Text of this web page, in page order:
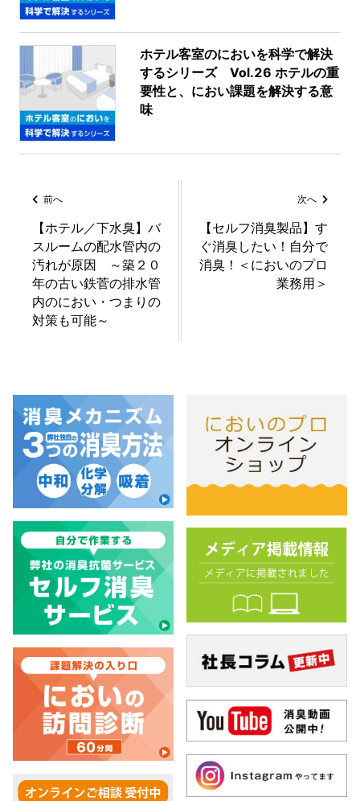
ホテル客室のにおいを科学で解決
するシリーズ Vol.26 ホテルの重
要性と、におい課題を解決する意
味
前へ
【ホテル／下水臭】バ
スルームの配水管内の
汚れが原因 ～築２０
年の古い鉄菅の排水管
内のにおい・つまりの
対策も可能～
次へ
【セルフ消臭製品】す
ぐ消臭したい！自分で
消臭！＜においのプロ
業務用＞